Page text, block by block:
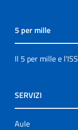
5 per mille
Il 5 per mille e l'ISS
SERVIZI
Aule